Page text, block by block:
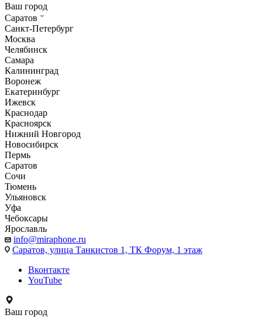
Ваш город
Саратов
Санкт-Петербург
Москва
Челябинск
Самара
Калининград
Воронеж
Екатеринбург
Ижевск
Краснодар
Красноярск
Нижний Новгород
Новосибирск
Пермь
Саратов
Сочи
Тюмень
Ульяновск
Уфа
Чебоксары
Ярославль
info@miraphone.ru
Саратов, улица Танкистов 1, ТК Форум, 1 этаж
Вконтакте
YouTube
Ваш город